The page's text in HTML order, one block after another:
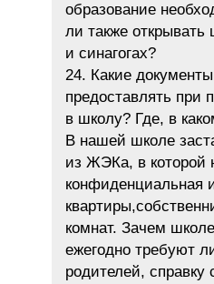
образование
ли также
и синагогах?
24. Какие
предоставлять при
в школу? Где, в
В нашей школе
из ЖЭКа, в которой
конфиденциальная
комнат. Зачем
ежегодно требуют
родителей, справку